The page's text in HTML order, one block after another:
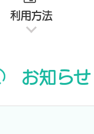
利用方法
お知らせ